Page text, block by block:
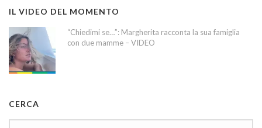
IL VIDEO DEL MOMENTO
“Chiedimi se…”: Margherita racconta la sua famiglia
con due mamme – VIDEO
CERCA